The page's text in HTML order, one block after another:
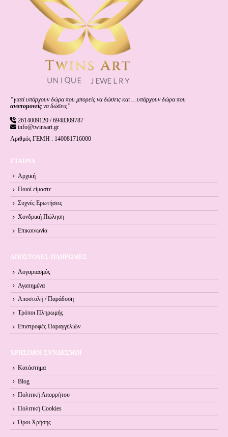
“γιατί υπάρχουν δώρα που μπορείς να δώσεις και …υπάρχουν δώρα που
ανυπομονείςνα δώσεις”
2614009120 / 6948309787
info@twinsart.gr
Αριθμός ΓΕΜΗ : 140081716000
ΕΤΑΙΡΙΑ
Αρχική
Ποιοί είμαστε
Συχνές Ερωτήσεις
Χονδρική Πώληση
Επικοινωνία
ΑΠΟΣΤΟΛΕΣ-ΠΛΗΡΩΜΕΣ
Λογαριασμός
Αγαπημένα
Αποστολή / Παράδοση
Τρόποι Πληρωμής
Επιστροφές Παραγγελιών
ΧΡΗΣΙΜΟΙ ΣΥΝΔΕΣΜΟΙ
Κατάστημα
Blog
Πολιτική Απορρήτου
Πολιτική Cookies
Όροι Xρήσης